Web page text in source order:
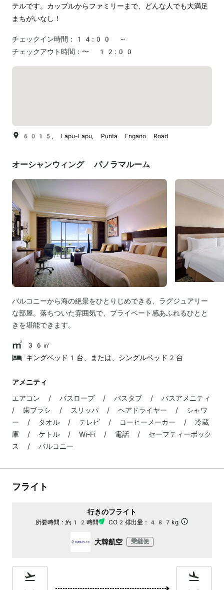
テルです。カップルからファミリーまで、どんな人でも大満足
まちがいなし！
チェックイン時間：
14:00 ～
チェックアウト時間： 〜 12:00
6015, Lapu-Lapu, Punta Engano Road
オーシャンウィング パノラマルーム
バルコニーから海の絶景をひとりじめできる、ラグジュアリー
な部屋。落ちついた雰囲気で、プライベート感あふれるひとと
きを堪能できます。
36㎡
キングベッド1台、または、シングルベッド2台
アメニティ
エアコン / バスローブ / バスタブ / バスアメニティ
/ 歯ブラシ / スリッパ / ヘアドライヤー / シャワ
ー / タオル / テレビ / コーヒーメーカー / 冷蔵
庫 / ケトル / Wi-Fi / 電話 / セーフティーボック
ス / バルコニー
フライト
行きのフライト
所要時間： 約12時間 CO2排出量： 487kg
大韓航空 乗継便